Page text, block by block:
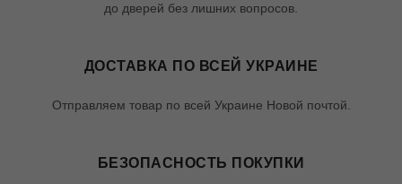
до дверей без лишних вопросов.
ДОСТАВКА ПО ВСЕЙ УКРАИНЕ
Отправляем товар по всей Украине Новой почтой.
БЕЗОПАСНОСТЬ ПОКУПКИ